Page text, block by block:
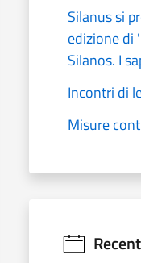
Silanus si
edizione di
Silanos. I
Incontri di
Misure